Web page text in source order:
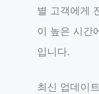
별 고객에게
이 높은 시간
입니다.
최신 업데이